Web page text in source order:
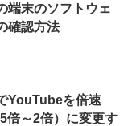
端末のソフトウェ
確認方法
YouTubeを倍速
倍～2倍）に変更す